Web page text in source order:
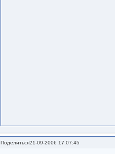
Поделиться21-09-2006 17:07:45